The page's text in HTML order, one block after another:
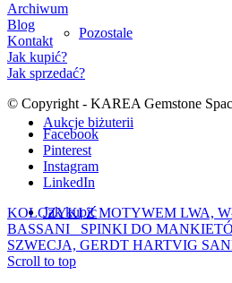
Pozostale
Aukcje biżuterii
Jak kupić
Archiwum
Blog
Kontakt
Jak kupić?
Jak sprzedać?
© Copyright - KAREA Gemstone
Facebook
Pinterest
Instagram
LinkedIn
KOLCZYKI Z MOTYWEM LWA,
BASSANI
SPINKI DO
SZWECJA, GERDT HARTVIG
Scroll to top